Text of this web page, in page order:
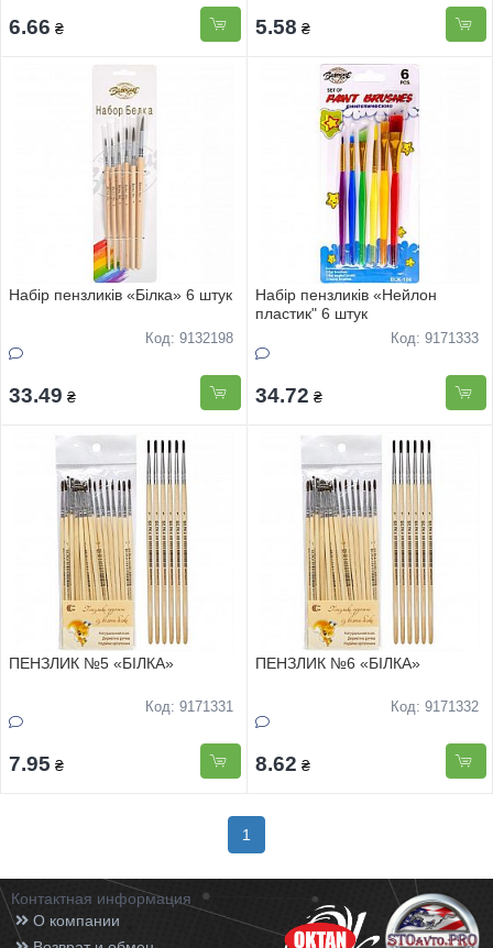
6.66 ₴ 5.58 ₴
Набір пензликів «Білка» 6 штук
Код: 9132198
33.49 ₴
Набір пензликів «Нейлон
пластик" 6 штук
Код: 9171333
34.72 ₴
ПЕНЗЛИК №5 «БІЛКА»
Код: 9171331
7.95 ₴
ПЕНЗЛИК №6 «БІЛКА»
Код: 9171332
8.62 ₴
1
Контактная информация
О компании